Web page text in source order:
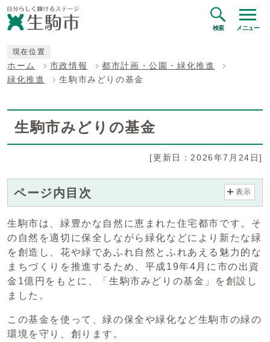
検索 メニュー
現在位置
ホーム 市政情報
都市計画・公園・緑化推進
緑化推進
生駒市みどりの基金
生駒市みどりの基金
[更新日：2026年7月24日]
ページ内目次 表示
生駒市は、緑豊かな自然に恵まれた住宅都市です。そ
の自然を適切に保全しながら緑化などにより新たな緑
を創造し、花や緑であふれ自然とふれあえる魅力的な
まちづくりを推進するため、平成19年4月に市の出資
金1億円をもとに、「生駒市みどりの基金」を創設し
ました。
この基金を使って、緑の保全や緑化など生駒市の緑の
環境を守り、創ります。